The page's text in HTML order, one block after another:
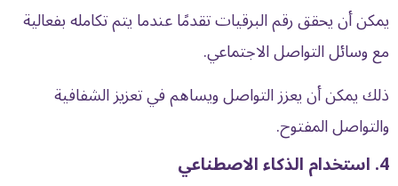
يمكن أن يحقق رقم البرقيات تقدمًا عندما يتم تكامله بفعالية
مع وسائل التواصل الاجتماعي.
ذلك يمكن أن يعزز التواصل ويساهم في تعزيز الشفافية
والتواصل المفتوح.
4. استخدام الذكاء الاصطناعي